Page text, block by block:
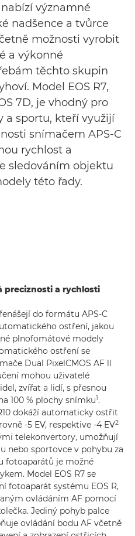
nabízí významné
nadšence a tvůrce
možnosti vyrobit
a výkonné
těchto skupin
Model EOS R7,
7D, je vhodný pro
a sportu, kteří využijí
snímačem APS-C
rychlost a
sledováním objektu
této řady.
preciznosti a rychlosti
do formátu APS-C
ostření, jakou
plnofomátové modely
ostření se
Dual PixelCMOS AF ll
mohou uživatelé
zvířat a lidí, s přesnou
100 % plochy snímku1.
dokáží automaticky ostřit
-5 EV, respektive -4 EV2
telekonvertory, umožňují
nebo sportovce v pohybu za
fotoaparátů je možné
Model EOS R7 se
fotoaparát systému EOS R,
ovládáním AF pomocí
Jediný pohyb palce
ovládání bodu AF včetně